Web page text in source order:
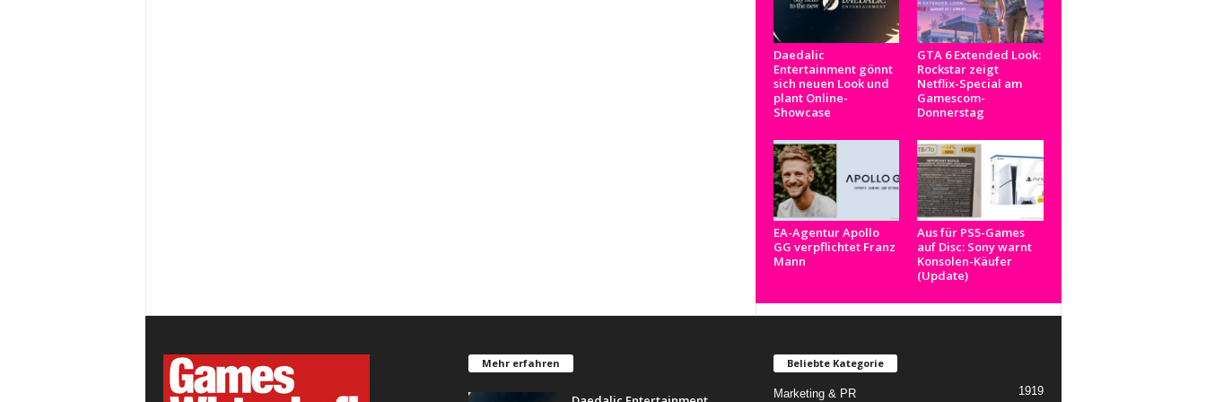
Daedalic
Entertainment gönnt
sich neuen Look und
plant Online-
Showcase
GTA 6 Extended Look:
Rockstar zeigt
Netflix-Special am
Gamescom-
Donnerstag
EA-Agentur Apollo
GG verpflichtet Franz
Mann
Aus für PS5-Games
auf Disc: Sony warnt
Konsolen-Käufer
(Update)
Mehr erfahren Beliebte Kategorie
Marketing & PR 1919